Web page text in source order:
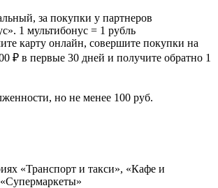
за покупки у партнеров
1 мультибонус = 1 рубль
карту онлайн, совершите покупки на
₽ в первые 30 дней и получите обратно 1
но не менее 100 руб.
«Транспорт и такси», «Кафе и